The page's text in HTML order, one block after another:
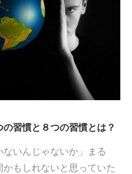
習慣と８つの習慣とは？
ないんじゃないか」まる
もしれないと思っていた